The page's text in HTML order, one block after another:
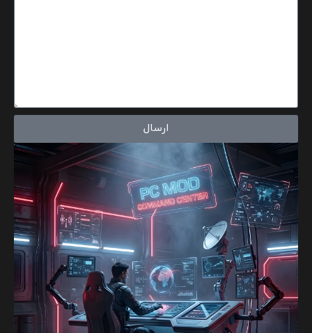
ارسال